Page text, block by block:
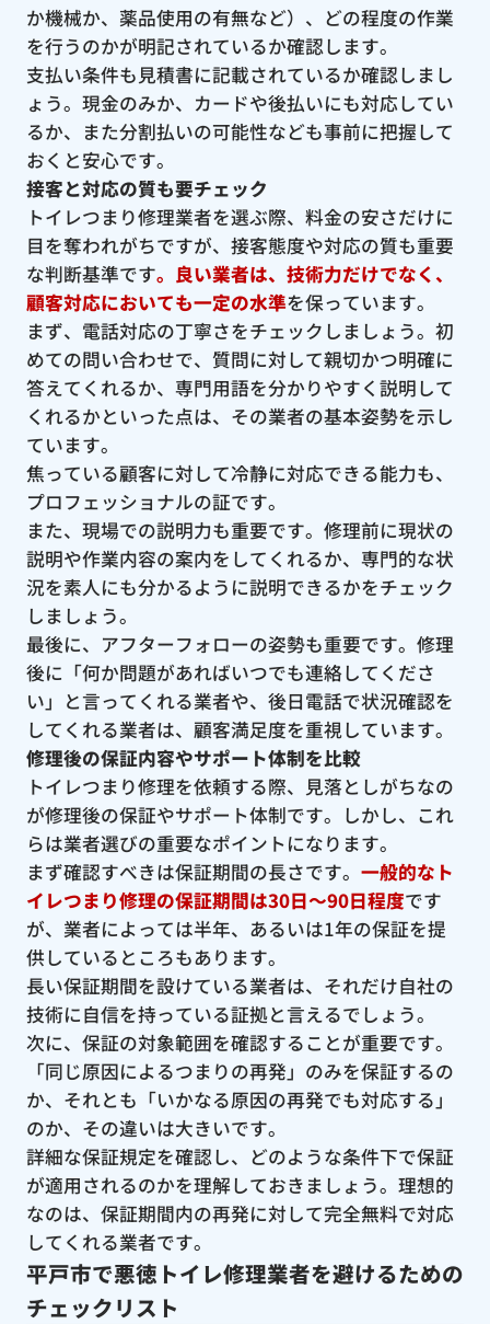
か機械か、薬品使用の有無など）、どの程度の作業
を行うのかが明記されているか確認します。
支払い条件も見積書に記載されているか確認しまし
ょう。現金のみか、カードや後払いにも対応してい
るか、また分割払いの可能性なども事前に把握して
おくと安心です。
接客と対応の質も要チェック
トイレつまり修理業者を選ぶ際、料金の安さだけに
目を奪われがちですが、接客態度や対応の質も重要
な判断基準です。良い業者は、技術力だけでなく、
顧客対応においても一定の水準を保っています。
まず、電話対応の丁寧さをチェックしましょう。初
めての問い合わせで、質問に対して親切かつ明確に
答えてくれるか、専門用語を分かりやすく説明して
くれるかといった点は、その業者の基本姿勢を示し
ています。
焦っている顧客に対して冷静に対応できる能力も、
プロフェッショナルの証です。
また、現場での説明力も重要です。修理前に現状の
説明や作業内容の案内をしてくれるか、専門的な状
況を素人にも分かるように説明できるかをチェック
しましょう。
最後に、アフターフォローの姿勢も重要です。修理
後に「何か問題があればいつでも連絡してくださ
い」と言ってくれる業者や、後日電話で状況確認を
してくれる業者は、顧客満足度を重視しています。
修理後の保証内容やサポート体制を比較
トイレつまり修理を依頼する際、見落としがちなの
が修理後の保証やサポート体制です。しかし、これ
らは業者選びの重要なポイントになります。
まず確認すべきは保証期間の長さです。 一般的なト
イレつまり修理の保証期間は30日〜90日程度です
が、業者によっては半年、あるいは1年の保証を提
供しているところもあります。
長い保証期間を設けている業者は、それだけ自社の
技術に自信を持っている証拠と言えるでしょう。
次に、保証の対象範囲を確認することが重要です。
「同じ原因によるつまりの再発」のみを保証するの
か、それとも「いかなる原因の再発でも対応する」
のか、その違いは大きいです。
詳細な保証規定を確認し、どのような条件下で保証
が適用されるのかを理解しておきましょう。理想的
なのは、保証期間内の再発に対して完全無料で対応
してくれる業者です。
平戸市で悪徳トイレ修理業者を避けるための
チェックリスト